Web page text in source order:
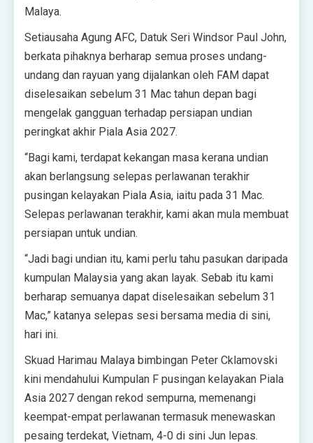
Malaya.
Setiausaha Agung AFC, Datuk Seri Windsor Paul John,
berkata pihaknya berharap semua proses undang-
undang dan rayuan yang dijalankan oleh FAM dapat
diselesaikan sebelum 31 Mac tahun depan bagi
mengelak gangguan terhadap persiapan undian
peringkat akhir Piala Asia 2027.
“Bagi kami, terdapat kekangan masa kerana undian
akan berlangsung selepas perlawanan terakhir
pusingan kelayakan Piala Asia, iaitu pada 31 Mac.
Selepas perlawanan terakhir, kami akan mula membuat
persiapan untuk undian.
“Jadi bagi undian itu, kami perlu tahu pasukan daripada
kumpulan Malaysia yang akan layak. Sebab itu kami
berharap semuanya dapat diselesaikan sebelum 31
Mac,” katanya selepas sesi bersama media di sini,
hari ini.
Skuad Harimau Malaya bimbingan Peter Cklamovski
kini mendahului Kumpulan F pusingan kelayakan Piala
Asia 2027 dengan rekod sempurna, memenangi
keempat-empat perlawanan termasuk menewaskan
pesaing terdekat, Vietnam, 4-0 di sini Jun lepas.